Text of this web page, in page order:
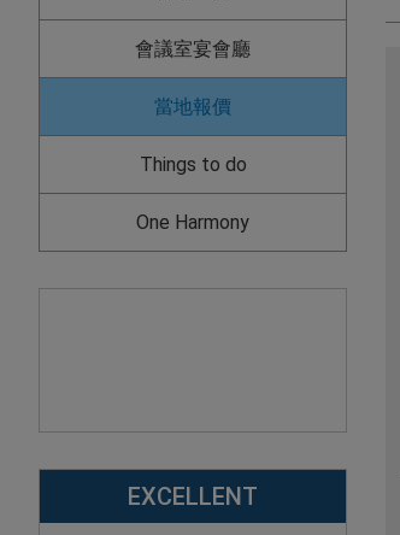
會議室宴會廳
當地報價
Things to do
One Harmony
EXCELLENT